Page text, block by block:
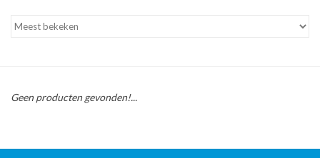
Onderdelen bakwanden
Over ons
Geen producten gevonden!...